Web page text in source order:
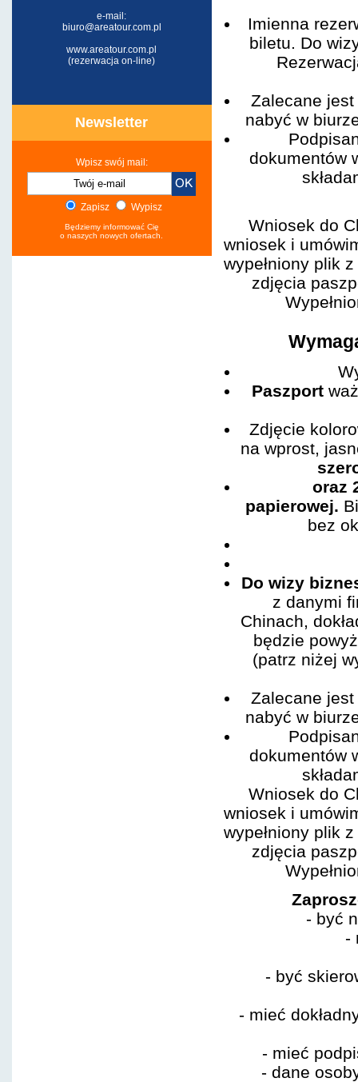
e-mail:
biuro@areatour.com.pl
www.areatour.com.pl
(rezerwacja on-line)
Newsletter
Wpisz swój mail:
Zapisz Wypisz
Będziemy informować Cię
o naszych nowych ofertach.
Imienna
biletu. Do
Zalecane
nabyć w
dokumentów
Wniosek do
wniosek i
wypełniony plik
zdjęcia
Paszport
Zdjęcie
na wprost,
oraz
papierowej.
bez
Do wizy
z danymi
Chinach,
będzie
(patrz niżej
Zalecane
nabyć w
dokumentów
Wniosek do
wniosek i
wypełniony plik
zdjęcia
- być
-
- być
- mieć
- mieć
- dane